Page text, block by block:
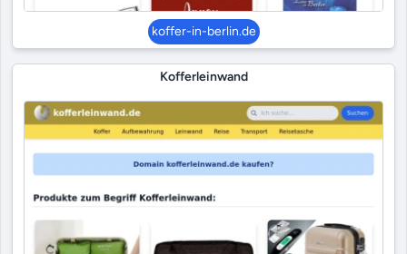
koffer-in-berlin.de
Kofferleinwand